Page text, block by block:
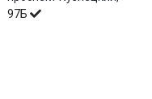
97Б